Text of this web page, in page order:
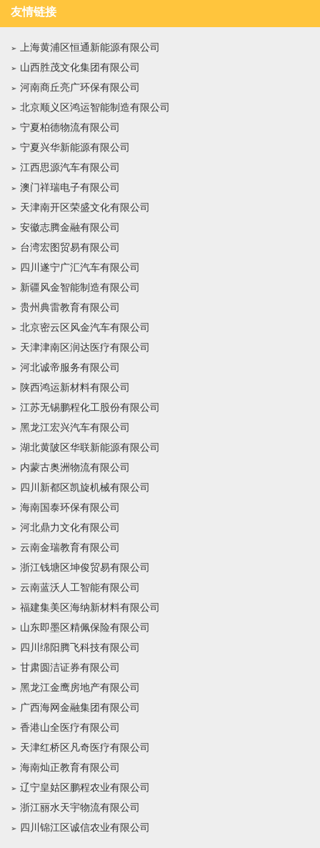
友情链接
上海黄浦区恒通新能源有限公司
山西胜茂文化集团有限公司
河南商丘亮广环保有限公司
北京顺义区鸿运智能制造有限公司
宁夏柏德物流有限公司
宁夏兴华新能源有限公司
江西思源汽车有限公司
澳门祥瑞电子有限公司
天津南开区荣盛文化有限公司
安徽志腾金融有限公司
台湾宏图贸易有限公司
四川遂宁广汇汽车有限公司
新疆风金智能制造有限公司
贵州典雷教育有限公司
北京密云区风金汽车有限公司
天津津南区润达医疗有限公司
河北诚帝服务有限公司
陕西鸿运新材料有限公司
江苏无锡鹏程化工股份有限公司
黑龙江宏兴汽车有限公司
湖北黄陂区华联新能源有限公司
内蒙古奥洲物流有限公司
四川新都区凯旋机械有限公司
海南国泰环保有限公司
河北鼎力文化有限公司
云南金瑞教育有限公司
浙江钱塘区坤俊贸易有限公司
云南蓝沃人工智能有限公司
福建集美区海纳新材料有限公司
山东即墨区精佩保险有限公司
四川绵阳腾飞科技有限公司
甘肃圆洁证券有限公司
黑龙江金鹰房地产有限公司
广西海网金融集团有限公司
香港山全医疗有限公司
天津红桥区凡奇医疗有限公司
海南灿正教育有限公司
辽宁皇姑区鹏程农业有限公司
浙江丽水天宇物流有限公司
四川锦江区诚信农业有限公司